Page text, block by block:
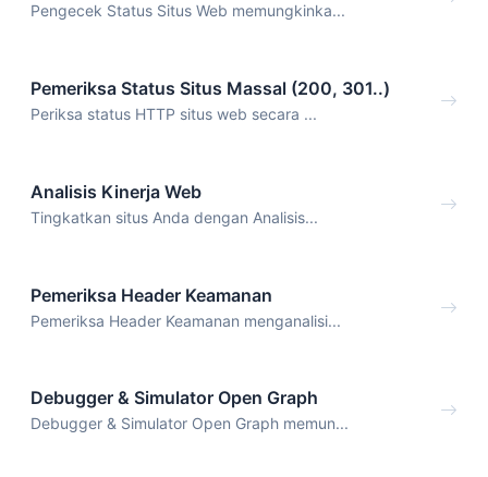
Pengecek Status Situs Web memungkinka...
Pemeriksa Status Situs Massal (200, 301..)
Periksa status HTTP situs web secara ...
Analisis Kinerja Web
Tingkatkan situs Anda dengan Analisis...
Pemeriksa Header Keamanan
Pemeriksa Header Keamanan menganalisi...
Debugger & Simulator Open Graph
Debugger & Simulator Open Graph memun...